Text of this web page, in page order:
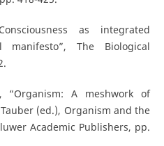
as integrated
manifesto”, The Biological
“Organism: A meshwork of
(ed.), Organism and the
Academic Publishers, pp.